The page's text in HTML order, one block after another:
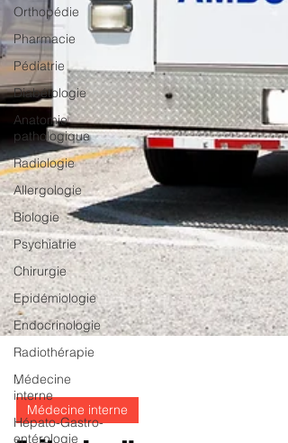
Orthopédie
Pharmacie
Pédiatrie
Diabétologie
Anatomie
pathologique
Radiologie
Allergologie
Biologie
Psychiatrie
Chirurgie
Epidémiologie
Endocrinologie
Radiothérapie
Médecine
interne
Hépato-Gastro-
entérologie
-